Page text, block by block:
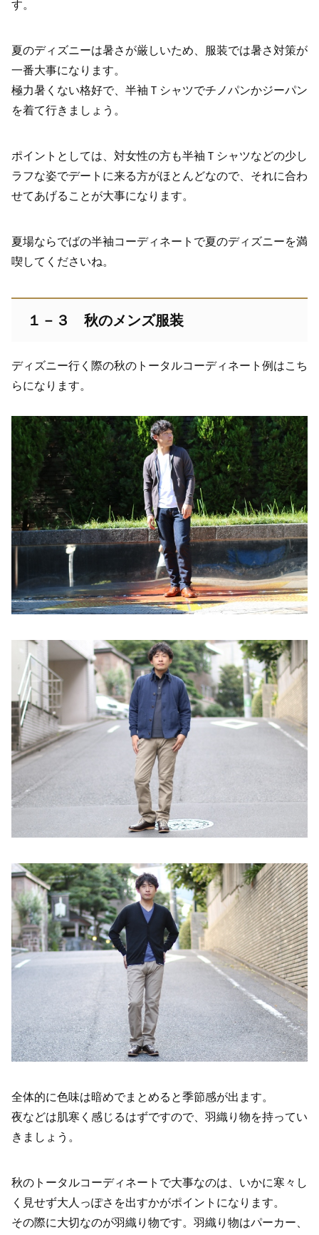
す。
夏のディズニーは暑さが厳しいため、服装では暑さ対策が
一番大事になります。
極力暑くない格好で、半袖Ｔシャツでチノパンかジーパン
を着て行きましょう。
ポイントとしては、対女性の方も半袖Ｔシャツなどの少し
ラフな姿でデートに来る方がほとんどなので、それに合わ
せてあげることが大事になります。
夏場ならでばの半袖コーディネートで夏のディズニーを満
喫してくださいね。
１－３ 秋のメンズ服装
ディズニー行く際の秋のトータルコーディネート例はこち
らになります。
全体的に色味は暗めでまとめると季節感が出ます。
夜などは肌寒く感じるはずですので、羽織り物を持ってい
きましょう。
秋のトータルコーディネートで大事なのは、いかに寒々し
く見せず大人っぽさを出すかがポイントになります。
その際に大切なのが羽織り物です。羽織り物はパーカー、